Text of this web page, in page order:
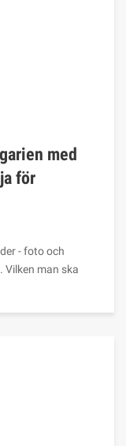
med
för
- foto och
Vilken man ska